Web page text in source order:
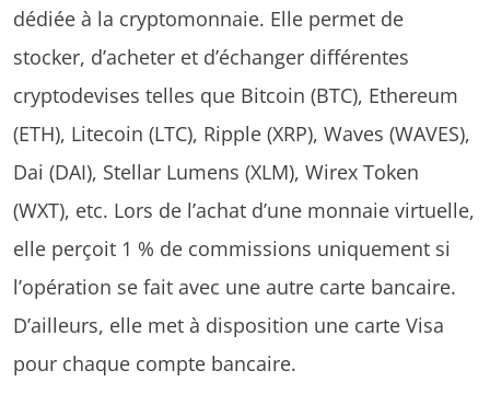
dédiée à la cryptomonnaie. Elle permet de
stocker, d’acheter et d’échanger différentes
cryptodevises telles que Bitcoin (BTC), Ethereum
(ETH), Litecoin (LTC), Ripple (XRP), Waves (WAVES),
Dai (DAI), Stellar Lumens (XLM), Wirex Token
(WXT), etc. Lors de l’achat d’une monnaie virtuelle,
elle perçoit 1 % de commissions uniquement si
l’opération se fait avec une autre carte bancaire.
D’ailleurs, elle met à disposition une carte Visa
pour chaque compte bancaire.